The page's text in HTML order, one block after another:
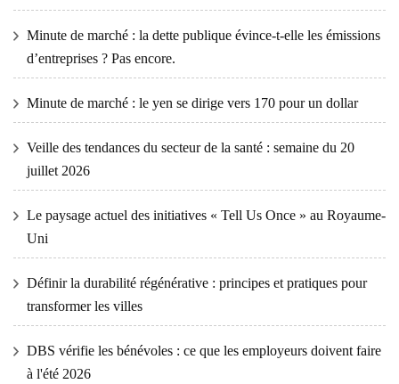
Minute de marché : la dette publique évince-t-elle les émissions
d’entreprises ? Pas encore.
Minute de marché : le yen se dirige vers 170 pour un dollar
Veille des tendances du secteur de la santé : semaine du 20
juillet 2026
Le paysage actuel des initiatives « Tell Us Once » au Royaume-
Uni
Définir la durabilité régénérative : principes et pratiques pour
transformer les villes
DBS vérifie les bénévoles : ce que les employeurs doivent faire
à l'été 2026